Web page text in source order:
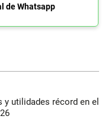
de Whatsapp
utilidades récord en el